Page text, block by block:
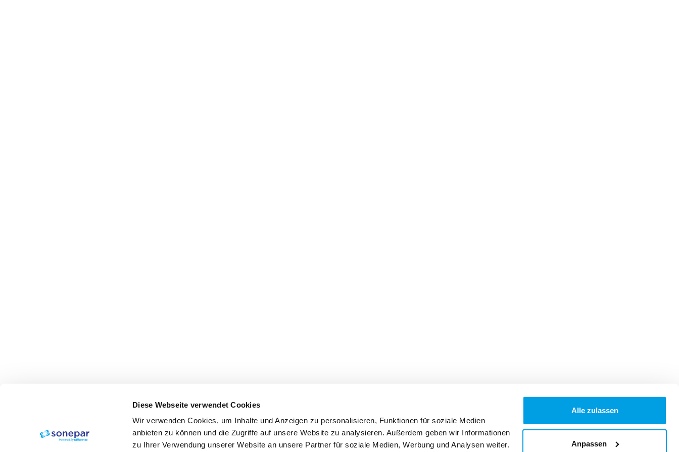
Diese Webseite verwendet Cookies
Wir verwenden Cookies, um Inhalte und Anzeigen zu personalisieren, Funktionen für soziale Medien
anbieten zu können und die Zugriffe auf unsere Website zu analysieren. Außerdem geben wir Informationen
zu Ihrer Verwendung unserer Website an unsere Partner für soziale Medien, Werbung und Analysen weiter.
Alle zulassen
Anpassen